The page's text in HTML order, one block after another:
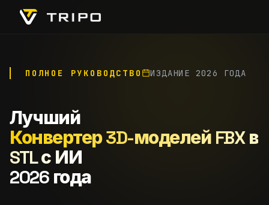
ПОЛНОЕ РУКОВОДСТВО ИЗДАНИЕ 2026 ГОДА
Лучший
Конвертер 3D-моделей FBX в
STL с ИИ
2026 года